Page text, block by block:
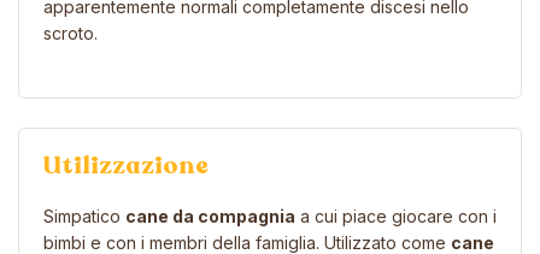
apparentemente normali completamente discesi nello
scroto.
Utilizzazione
Simpatico cane da compagnia a cui piace giocare con i
bimbi e con i membri della famiglia. Utilizzato come cane